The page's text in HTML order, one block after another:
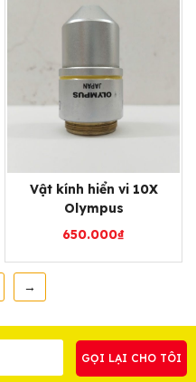
Vật kính hiển vi 10X
Olympus
650.000₫
→